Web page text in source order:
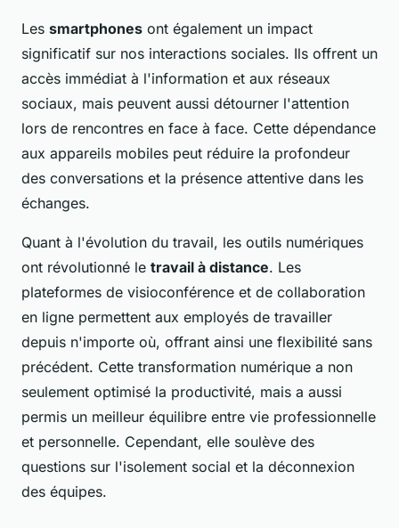
Les smartphones ont également un impact
significatif sur nos interactions sociales. Ils offrent un
accès immédiat à l'information et aux réseaux
sociaux, mais peuvent aussi détourner l'attention
lors de rencontres en face à face. Cette dépendance
aux appareils mobiles peut réduire la profondeur
des conversations et la présence attentive dans les
échanges.
Quant à l'évolution du travail, les outils numériques
ont révolutionné le travail à distance. Les
plateformes de visioconférence et de collaboration
en ligne permettent aux employés de travailler
depuis n'importe où, offrant ainsi une flexibilité sans
précédent. Cette transformation numérique a non
seulement optimisé la productivité, mais a aussi
permis un meilleur équilibre entre vie professionnelle
et personnelle. Cependant, elle soulève des
questions sur l'isolement social et la déconnexion
des équipes.